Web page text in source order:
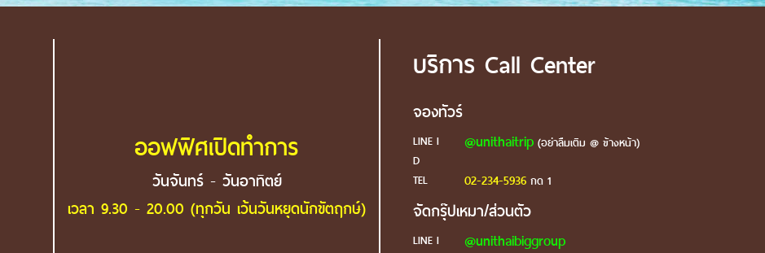
ออฟฟิศเปิดทำการ
วันจันทร์ - วันอาทิตย์
เวลา 9.30 - 20.00 (ทุกวัน เว้นวันหยุดนักขัตฤกษ์)
บริการ Call Center
จองทัวร์
LINE I
D
@unithaitrip(อย่าลืมเติม @ ข้างหน้า)
TEL 02-234-5936กด 1
จัดกรุ๊ปเหมา/ส่วนตัว
LINE I
@unithaibiggroup